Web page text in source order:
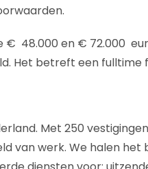
€ 48.000 en € 72.000
Het betreft een fulltime
Met 250
van werk. We halen het